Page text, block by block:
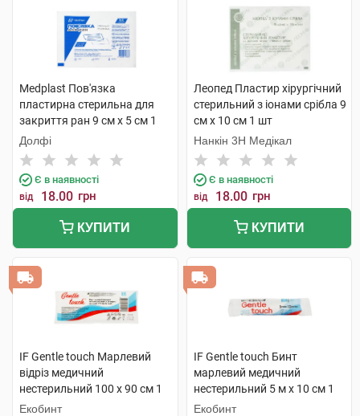
Medplast Пов'язка
пластирна стерильна для
закриття ран 9 см х 5 см 1
шт
Долфі
Є в наявності
від 18.00 грн
КУПИТИ
Леопед Пластир хірургічний
стерильний з іонами срібла 9
см х 10 см 1 шт
Нанкін 3H Медікал
Є в наявності
від 18.00 грн
КУПИТИ
IF Gentle touch Марлевий
відріз медичний
нестерильний 100 х 90 см 1
шт
Екобинт
IF Gentle touch Бинт
марлевий медичний
нестерильний 5 м х 10 см 1
шт
Екобинт